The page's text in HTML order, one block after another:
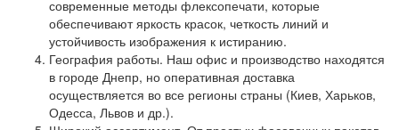
современные методы флексопечати, которые
обеспечивают яркость красок, четкость линий и
устойчивость изображения к истиранию.
География работы. Наш офис и производство находятся
в городе Днепр, но оперативная доставка
осуществляется во все регионы страны (Киев, Харьков,
Одесса, Львов и др.).